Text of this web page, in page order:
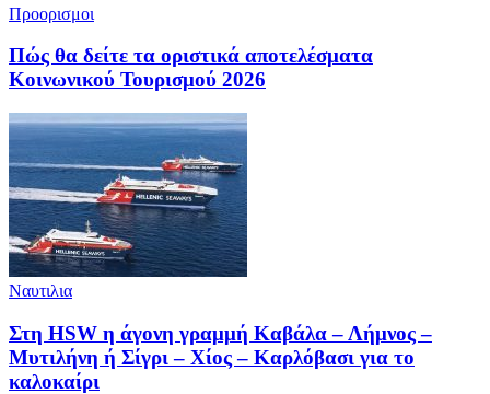
Προορισμοι
Πώς θα δείτε τα οριστικά αποτελέσματα
Κοινωνικού Τουρισμού 2026
Ναυτιλια
Στη HSW η άγονη γραμμή Καβάλα – Λήμνος –
Μυτιλήνη ή Σίγρι – Χίος – Καρλόβασι για το
καλοκαίρι